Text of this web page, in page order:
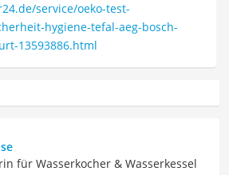
service/oeko-test-
hygiene-tefal-aeg-bosch-
13593886.html
für Wasserkocher & Wasserkessel